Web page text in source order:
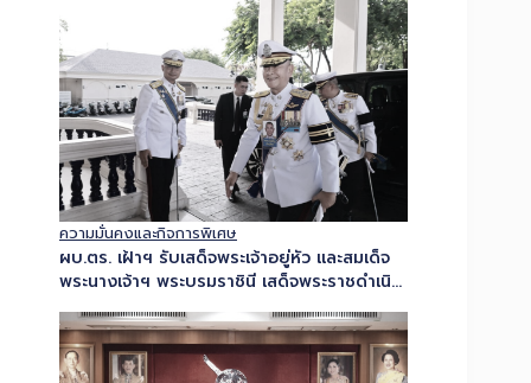
ความมั่นคงและกิจการพิเศษ
ผบ.ตร. เฝ้าฯ รับเสด็จพระเจ้าอยู่หัว และสมเด็จ
พระนางเจ้าฯ พระบรมราชินี เสด็จพระราชดำเนิน
ไปในพระราชพิธีทรงบำเพ็ญพระราชกุศลปัญญา
สมวารพระราราชทานพระศพสมเด็จพระเจ้า
ลูกเธอ เจ้าฟ้าพัชรกิติยาภาฯ…